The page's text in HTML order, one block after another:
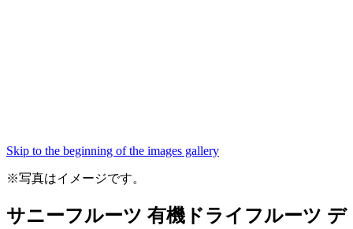
Skip to the beginning of the images gallery
※写真はイメージです。
サニーフルーツ 有機ドライフルーツ デ